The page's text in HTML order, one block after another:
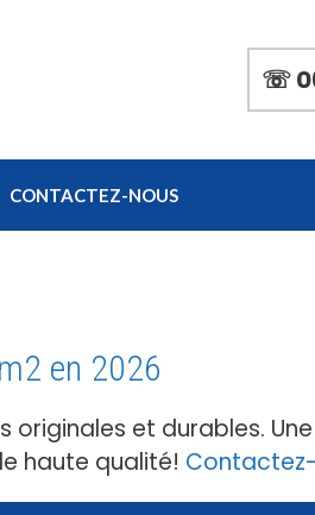
☏
CONTACTEZ-NOUS
en 2026
et durables.
haute qualité!